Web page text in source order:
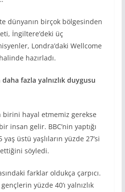
dünyanın birçok bölgesinden
İngiltere’deki üç
Londra’daki Wellcome
hazırladı.
fazla yalnızlık duygusu
birini hayal etmemiz gerekse
insan gelir. BBC’nin yaptığı
yaş üstü yaşlıların yüzde 27’si
söyledi.
farklar oldukça çarpıcı.
yüzde 40’ı yalnızlık